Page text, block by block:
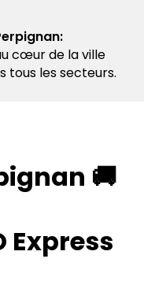
cœur de la ville
tous les secteurs.
🚚
Express